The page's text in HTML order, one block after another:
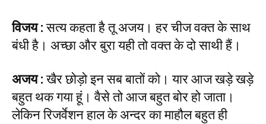
विजय:सत्य कहता है तू अजय। हर चीज वक्त के साथ
बंधी है। अच्छा और बुरा यही तो वक्त के दो साथी हैं।
अजय:खैर छोड़ो इन सब बातों को। यार आज खड़े खड़े
बहुत थक गया हूं। वैसे तो आज बहुत बोर हो जाता।
लेकिन रिजर्वेशन हाल के अन्दर का माहौल बहुत ही